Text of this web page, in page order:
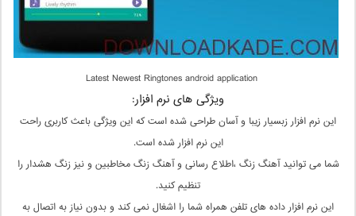
Latest Newest Ringtones android application
ویژگی های نرم افزار:
این نرم افزار زبسیار زیبا و آسان طراحی شده است که این ویژگی باعث کاربری راحت
این نرم افزار شده است.
شما می توانید آهنگ زنگ ،اطلاع رسانی و آهنگ زنگ مخاطبین و نیز زنگ هشدار را
تنظیم کنید.
این نرم افزار داده های تلفن همراه شما را اشغال نمی کند و بدون نیاز به اتصال به